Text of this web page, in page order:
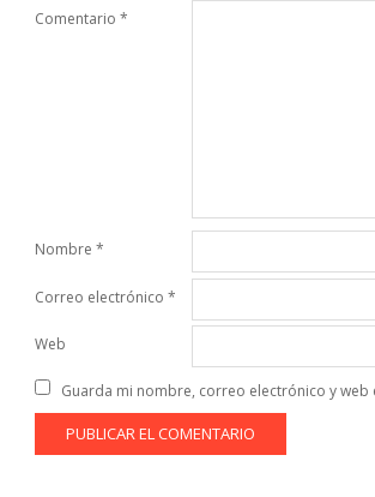
Comentario *
Nombre *
Correo electrónico *
Web
Guarda mi nombre, correo electrónico y